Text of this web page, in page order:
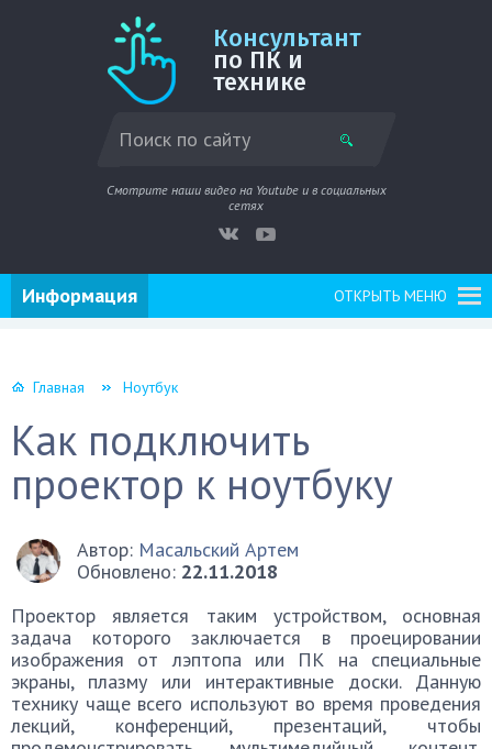
Консультант
по ПК и
технике
Смотрите наши видео на Youtube и в социальных
сетях
ОТКРЫТЬ МЕНЮ
Информация
Главная Ноутбук
Как подключить
проектор к ноутбуку
Автор: Масальский Артем
Обновлено: 22.11.2018
Проектор является таким устройством, основная
задача которого заключается в проецировании
изображения от лэптопа или ПК на специальные
экраны, плазму или интерактивные доски. Данную
технику чаще всего используют во время проведения
лекций, конференций, презентаций, чтобы